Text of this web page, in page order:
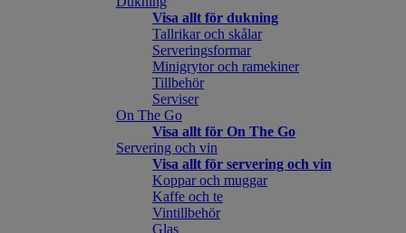
Visa allt för dukning
Tallrikar och skålar
Serveringsformar
Minigrytor och ramekiner
Tillbehör
Serviser
On The Go
Visa allt för On The Go
Servering och vin
Visa allt för servering och vin
Koppar och muggar
Kaffe och te
Vintillbehör
Glas